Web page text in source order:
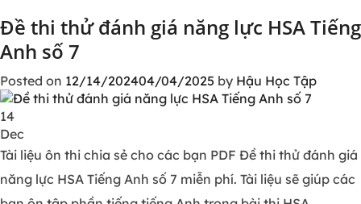
Đề thi thử đánh giá năng lực HSA Tiếng
Anh số 7
Posted on 12/14/202404/04/2025 by Hậu Học Tập
14
Dec
Tài liệu ôn thi chia sẻ cho các bạn PDF Đề thi thử đánh giá
năng lực HSA Tiếng Anh số 7 miễn phí. Tài liệu sẽ giúp các